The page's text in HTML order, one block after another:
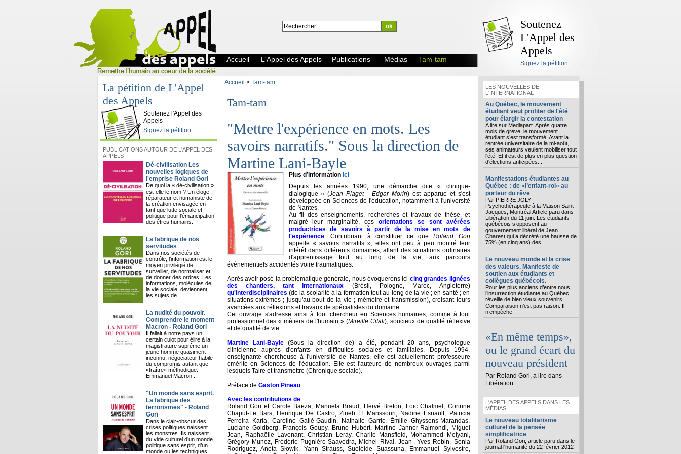
L'Appel des Appels
Accueil L'Appel des Appels Publications Médias Tam-tam
Soutenez
L'Appel des
Appels
Signez la pétition
La pétition de L'Appel
des Appels
Soutenez l'Appel des
Appels
Signez la pétition
PUBLICATIONS AUTOUR DE L'APPEL DES
APPELS
Dé-civilisation Les
nouvelles logiques de
l'emprise Roland Gori
De quoi la « dé-civilisation »
est-elle le nom ? Un éloge
réparateur et humaniste de
la création envisagée en
tant que lutte sociale et
politique pour l’émancipation
des êtres humains.
La fabrique de nos
servitudes
Dans nos sociétés de
contrôle, l’information est le
moyen privilégié de
surveiller, de normaliser et
de donner des ordres. Les
informations, molécules de
la vie sociale, deviennent
les sujets de...
La nudité du pouvoir.
Comprendre le moment
Macron - Roland Gori
Il fallait à notre pays un
certain culot pour élire à la
magistrature suprême un
jeune homme quasiment
inconnu, négociateur habile
du compromis autant que
«traître» méthodique.
Emmanuel Macron...
"Un monde sans esprit.
La fabrique des
terrorismes" - Roland
Gori
Dans le clair-obscur des
crises politiques naissent
les monstres. Ils naissent
du vide culturel d’un monde
politique sans esprit, d’un
monde où les techniques
Accueil > Tam-tam
Tam-tam
"Mettre l'expérience en mots. Les
savoirs narratifs." Sous la direction de
Martine Lani-Bayle
Plus d’information ici
Depuis les années 1990, une démarche dite « clinique-
dialogique » (Jean Piaget - Edgar Morin) est apparue et s'est
développée en Sciences de l'éducation, notamment à l'université
de Nantes.
Au fil des enseignements, recherches et travaux de thèse, et
malgré leur marginalité, ces orientations se sont avérées
productrices de savoirs à partir de la mise en mots de
l'expérience. Contribuant à constituer ce queRoland Gori
appelle « savoirs narratifs », elles ont peu à peu montré leur
intérêt dans différents domaines, allant des situations ordinaires
d'apprentissage tout au long de la vie, aux parcours
événementiels accidentés voire traumatiques.
Après avoir posé la problématique générale, nous évoquerons ici cinq grandes lignées
des chantiers, tant internationaux (Brésil, Pologne, Maroc, Angleterre)
qu'interdisciplinaires (de la scolarité à la formation tout au long de la vie ; en santé ; en
situations extrêmes ; jusqu'au bout de la vie ; mémoire et transmission), croisant leurs
avancées aux réflexions et travaux de spécialistes du domaine.
Cet ouvrage s'adresse ainsi à tout chercheur en Sciences humaines, comme à tout
professionnel des « métiers de l'humain » (Mireille Cifali), soucieux de qualité réflexive
et de qualité de vie.
Martine Lani-Bayle(Sous la direction de) a été, pendant 20 ans, psychologue
clinicienne auprès d'enfants en difficultés sociales et familiales. Depuis 1994,
enseignante chercheuse à l'université de Nantes, elle est actuellement professeure
émérite en Sciences de l'éducation. Elle est l'auteure de nombreux ouvrages parmi
lesquels Taire et transmettre (Chronique sociale).
Préface de Gaston Pineau
Avec les contributions de:
Roland Gori et Carole Baeza, Manuela Braud, Hervé Breton, Loïc Chalmel, Corinne
Chaput-Le Bars, Henrique De Castro, Zineb El Manssouri, Nadine Esnault, Patricia
Ferreira Karla, Caroline Gallé-Gaudin, Nathalie Garric, Émilie Ghyssens-Marandas,
Luciane Goldberg, François Goupy, Bruno Hubert, Martine Janner-Raimondi, Miguel
Jean, Raphaëlle Lavenant, Christian Leray, Charlie Mansfield, Mohammed Melyani,
Grégory Munoz, Frédéric Pugnière-Saavedra, Michel Rival, Jean- Yves Robin, Sonia
Rodriguez, Aneta Słowik, Yann Strauss, Sueleide Suassuna, Emmanuel Sylvestre,
LES NOUVELLES DE
L'INTERNATIONAL
Au Québec, le mouvement
étudiant veut profiter de l'été
pour élargir la contestation
A lire sur Mediapart. Après quatre
mois de grève, le mouvement
étudiant s’est transformé. Avant la
rentrée universitaire de la mi-août,
ses animateurs veulent mobiliser tout
l'été. Et il est de plus en plus question
d'élections anticipées...
Manifestations étudiantes au
Québec : de «l’enfant-roi» au
porteur du rêve
Par PIERRE JOLY
Psychothérapeute à la Maison Saint-
Jacques, Montréal Article paru dans
Libération du 11 juin. Les étudiants
québécois s’opposent au
gouvernement libéral de Jean
Charest qui a décrété une hausse de
75% (en cinq ans) des...
Le nouveau monde et la crise
des valeurs. Manifeste de
soutien aux étudiants et
collègues québécois.
Pour les plus anciens d’entre nous,
l’insurrection étudiante au Québec
réveille de bien vieux souvenirs.
Comparaison n’est pas raison. Il
n’empêche.
«En même temps»,
ou le grand écart du
nouveau président
Par Roland Gori, à lire dans
Libération
L'APPEL DES APPELS DANS LES
MÉDIAS
Le nouveau totalitarisme
culturel de la pensée
simplificatrice
Par Roland Gori, article paru dans le
journal l'humanité du 22 février 2012